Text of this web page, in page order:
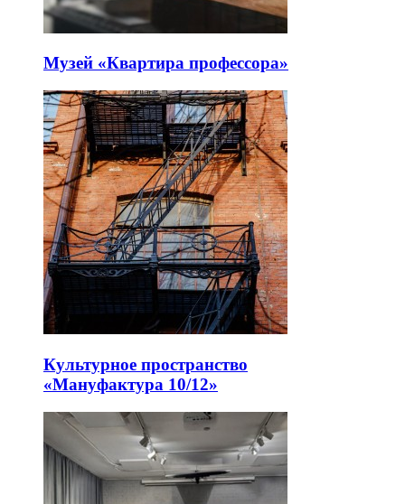
Музей «Квартира профессора»
Культурное пространство
«Мануфактура 10/12»